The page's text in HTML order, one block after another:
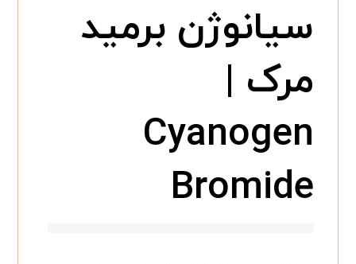
سیانوژن برمید
مرک |
Cyanogen
Bromide